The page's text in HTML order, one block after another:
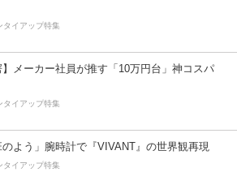
タイアップ特集
】メーカー社員が推す「10万円台」神コスパ
タイアップ特集
のよう」腕時計で『VIVANT』の世界観再現
タイアップ特集